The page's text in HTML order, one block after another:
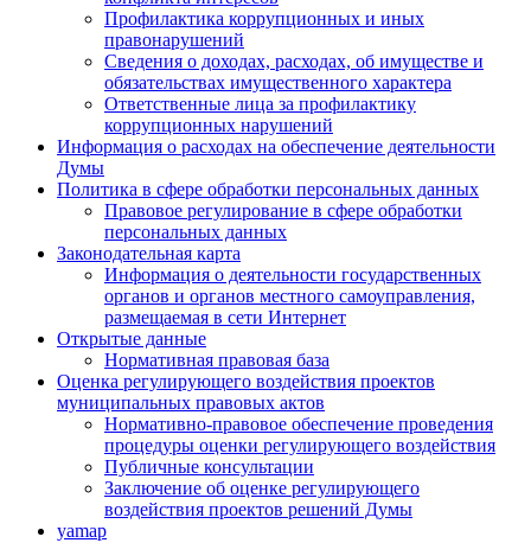
Профилактика коррупционных и иных
правонарушений
Сведения о доходах, расходах, об имуществе и
обязательствах имущественного характера
Ответственные лица за профилактику
коррупционных нарушений
Информация о расходах на обеспечение деятельности
Думы
Политика в сфере обработки персональных данных
Правовое регулирование в сфере обработки
персональных данных
Законодательная карта
Информация о деятельности государственных
органов и органов местного самоуправления,
размещаемая в сети Интернет
Открытые данные
Нормативная правовая база
Оценка регулирующего воздействия проектов
муниципальных правовых актов
Нормативно-правовое обеспечение проведения
процедуры оценки регулирующего воздействия
Публичные консультации
Заключение об оценке регулирующего
воздействия проектов решений Думы
yamap